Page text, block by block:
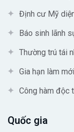
Định cư Mỹ
Báo sinh lãnh
Thường trú tái
Gia hạn làm
Công hàm độc
Quốc gia